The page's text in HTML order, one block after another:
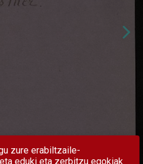
zure erabiltzaile-
eduki eta zerbitzu egokiak